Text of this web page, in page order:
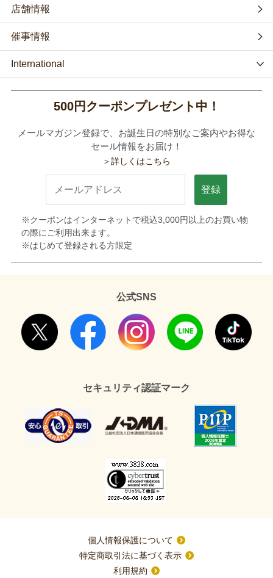
店舗情報
催事情報
International
500円クーポンプレゼント中！
メールマガジン登録で、お誕生日の特別なご案内やお得な
セール情報をお届け！
＞詳しくはこちら
登録
※クーポンはインターネットで税込3,000円以上のお買い物
の際にご利用出来ます。
※はじめて登録される方限定
公式SNS
セキュリティ認証マーク
個人情報保護について
特定商取引法に基づく表示
利用規約